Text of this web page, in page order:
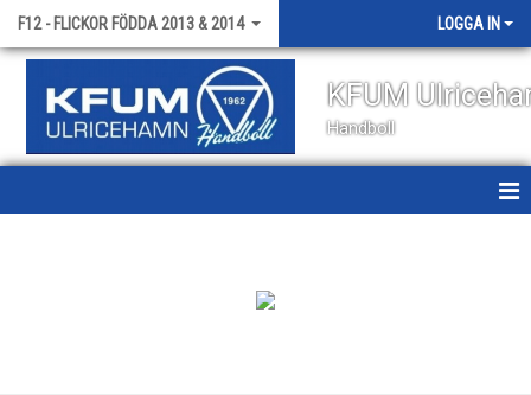
F12 - FLICKOR FÖDDA 2013 & 2014 LOGGA IN
KFUM
Handboll